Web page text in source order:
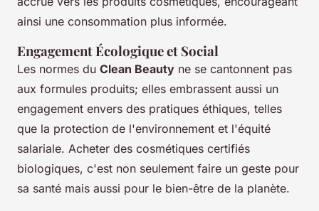
ainsi une consommation plus informée.
Engagement Écologique et Social
Les normes du Clean Beauty ne se cantonnent pas
aux formules produits; elles embrassent aussi un
engagement envers des pratiques éthiques, telles
que la protection de l'environnement et l'équité
salariale. Acheter des cosmétiques certifiés
biologiques, c'est non seulement faire un geste pour
sa santé mais aussi pour le bien-être de la planète.